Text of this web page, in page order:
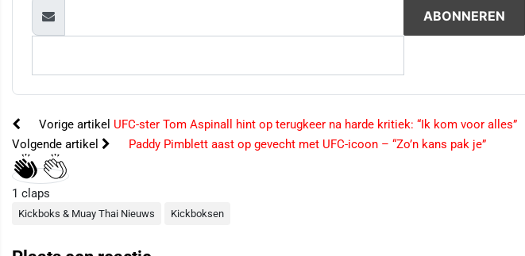
Vorige artikel UFC-ster Tom Aspinall hint op terugkeer na harde kritiek: “Ik kom voor alles”
Volgende artikel
Paddy Pimblett aast op gevecht met UFC-icoon – “Zo’n kans pak je”
1 claps
Kickboks & Muay Thai Nieuws Kickboksen